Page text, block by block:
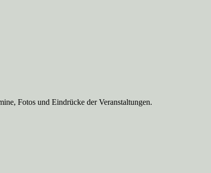
Fotos und Eindrücke der Veranstaltungen.